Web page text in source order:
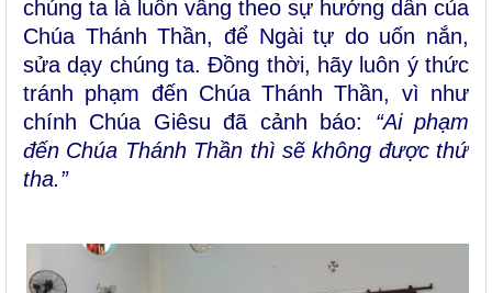
chúng ta là luôn vâng theo sự hướng dẫn của
Chúa Thánh Thần, để Ngài tự do uốn nắn,
sửa dạy chúng ta. Đồng thời, hãy luôn ý thức
tránh phạm đến Chúa Thánh Thần, vì như
chính Chúa Giêsu đã cảnh báo: “Ai phạm
đến Chúa Thánh Thần thì sẽ không được thứ
tha.”